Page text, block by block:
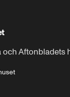
Aftonbladets